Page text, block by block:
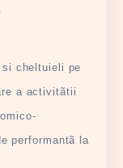
si cheltuieli pe
a activitãtii
performantã la